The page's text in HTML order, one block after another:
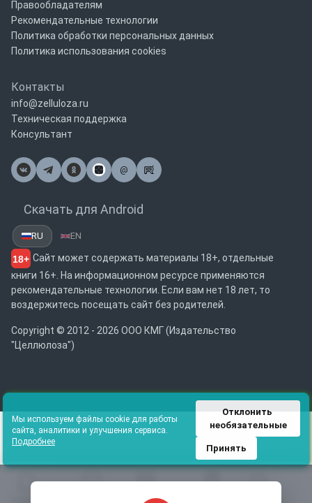
Каталог
Правообладателям
Рекомендательные технологии
Политика обработки персональных данных
Политика использования cookies
Контакты
info@zelluloza.ru
Техническая поддержка
Консультант
@
Почта
Скачать для Android
RU EN
18+ Сайт может содержать материалы 18+, отдельные
книги 16+. На информационном ресурсе применяются
рекомендательные технологии. Если вам нет 18 лет, то
воздержитесь посещать сайт без родителей.
Copyright © 2012 - 2026 ООО КМГ (Издательство
"Целлюлоза")
Мы используем файлы cookie для работы
сайта, аналитики и улучшения сервиса.
Подробнее
Отклонить
необязательные
Принять